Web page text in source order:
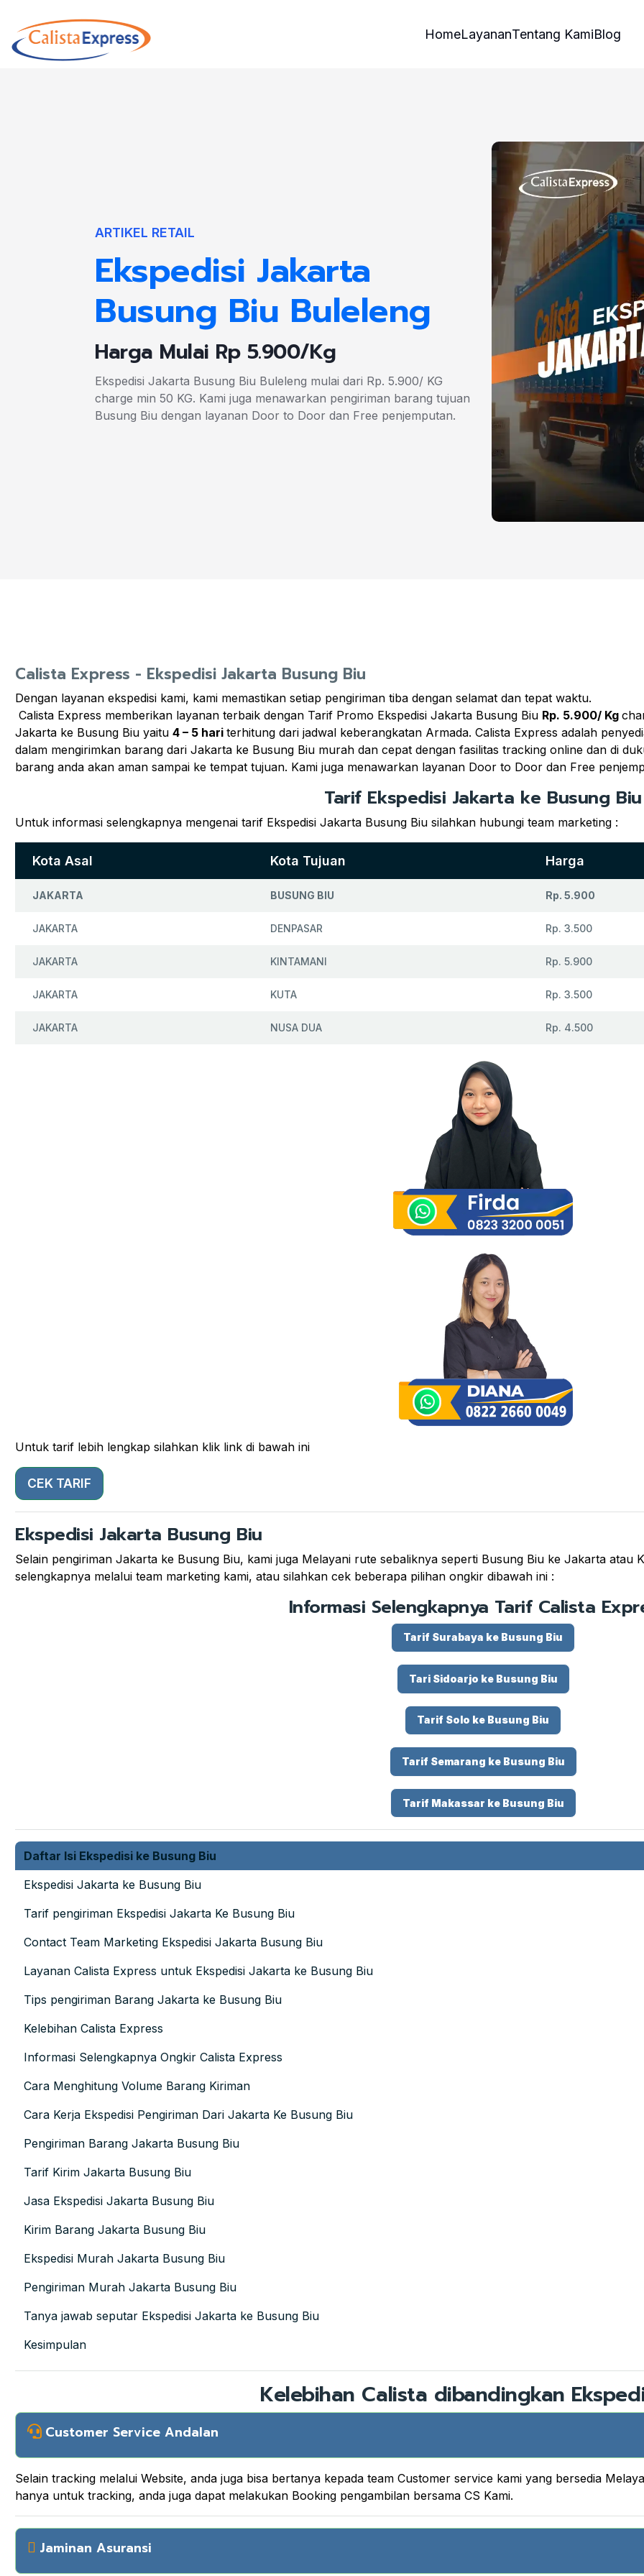
HomeLayananTentang KamiBlog
ARTIKEL RETAIL
Ekspedisi Jakarta
Busung Biu Buleleng
Harga Mulai Rp 5.900/Kg
Ekspedisi Jakarta Busung Biu Buleleng mulai dari Rp. 5.900/ KG
charge min 50 KG. Kami juga menawarkan pengiriman barang tujuan
Busung Biu dengan layanan Door to Door dan Free penjemputan.
Calista Express - Ekspedisi Jakarta Busung Biu
Dengan layanan ekspedisi kami, kami memastikan setiap pengiriman tiba dengan selamat dan tepat waktu.
Calista Express memberikan layanan terbaik dengan Tarif Promo Ekspedisi Jakarta Busung Biu Rp. 5.900/ Kg
Jakarta ke Busung Biu yaitu 4 – 5 hari terhitung dari jadwal keberangkatan Armada. Calista Express adalah
dalam mengirimkan barang dari Jakarta ke Busung Biu murah dan cepat dengan fasilitas tracking online dan di
barang anda akan aman sampai ke tempat tujuan. Kami juga menawarkan layanan Door to Door dan Free
Tarif Ekspedisi Jakarta ke Busung Biu
Untuk informasi selengkapnya mengenai tarif Ekspedisi Jakarta Busung Biu silahkan hubungi team marketing :
Kota Asal Kota Tujuan Harga
JAKARTA BUSUNG BIU Rp. 5.900
JAKARTA DENPASAR Rp. 3.500
JAKARTA KINTAMANI Rp. 5.900
JAKARTA KUTA Rp. 3.500
JAKARTA NUSA DUA Rp. 4.500
Untuk tarif lebih lengkap silahkan klik link di bawah ini
CEK TARIF
Ekspedisi Jakarta Busung Biu
Selain pengiriman Jakarta ke Busung Biu, kami juga Melayani rute sebaliknya seperti Busung Biu ke Jakarta atau
selengkapnya melalui team marketing kami, atau silahkan cek beberapa pilihan ongkir dibawah ini :
Informasi Selengkapnya Tarif Calista
Tarif Surabaya ke Busung Biu
Tari Sidoarjo ke Busung Biu
Tarif Solo ke Busung Biu
Tarif Semarang ke Busung Biu
Tarif Makassar ke Busung Biu
Daftar Isi Ekspedisi ke Busung Biu
Ekspedisi Jakarta ke Busung Biu
Tarif pengiriman Ekspedisi Jakarta Ke Busung Biu
Contact Team Marketing Ekspedisi Jakarta Busung Biu
Layanan Calista Express untuk Ekspedisi Jakarta ke Busung Biu
Tips pengiriman Barang Jakarta ke Busung Biu
Kelebihan Calista Express
Informasi Selengkapnya Ongkir Calista Express
Cara Menghitung Volume Barang Kiriman
Cara Kerja Ekspedisi Pengiriman Dari Jakarta Ke Busung Biu
Pengiriman Barang Jakarta Busung Biu
Tarif Kirim Jakarta Busung Biu
Jasa Ekspedisi Jakarta Busung Biu
Kirim Barang Jakarta Busung Biu
Ekspedisi Murah Jakarta Busung Biu
Pengiriman Murah Jakarta Busung Biu
Tanya jawab seputar Ekspedisi Jakarta ke Busung Biu
Kesimpulan
Kelebihan Calista dibandingkan
Customer Service Andalan
Selain tracking melalui Website, anda juga bisa bertanya kepada team Customer service kami yang bersedia
hanya untuk tracking, anda juga dapat melakukan Booking pengambilan bersama CS Kami.
Jaminan Asuransi